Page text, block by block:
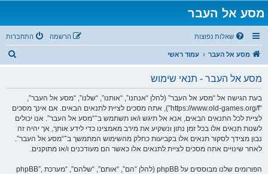
מסע אל העבר
שאלות נפוצות התחברות הרשמה
מסע אל העבר עמוד ראשי
מסע אל העבר - תנאי שימוש
בעת הגישה אל “מסע אל העבר” (להלן “אנחנו”, “אותנו”, “שלנו”, “מסע אל העבר”,
“https://www.old-games.org/f”), אתה מסכים לציית לתנאים הבאים. אם אינך מסכים
לציית לכל התנאים הבאים, אנא אל תיגש ו/או תשתמש ב־“מסע אל העבר”. אנו יכולים
לשנות תנאים אלו בכל זמן נתון ונשקיע את מירב מאמצינו כדי לידע אותך, אך יהיה זה
נבון מצידך לסקור תנאים אלו בקביעות כחלק מהשימוש המתמשך ב־“מסע אל העבר”.
לאחר שינויים אתה מסכים לציית לתנאים אלו כאשר הם מעודכנים ו/או מתוקנים.
הפורומים שלנו מבוססים על phpBB (להלן “הם”, “אותם”, “שלהם”, “מערכת phpBB”,